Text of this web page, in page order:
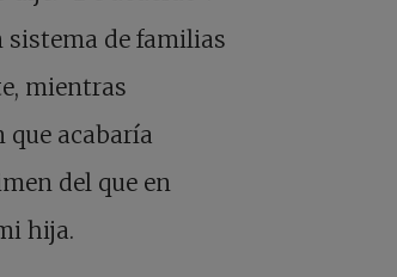
sistema de familias
mientras
acabaría
del que en
hija.